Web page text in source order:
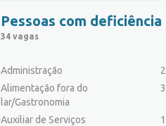
Pessoas com deficiência
34 vagas
Administração
2
Alimentação fora do
lar/Gastronomia
3
Auxiliar de Serviços
1